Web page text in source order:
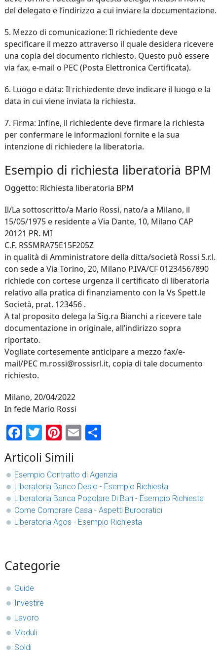
del delegato e l’indirizzo a cui inviare la documentazione.
5. Mezzo di comunicazione: Il richiedente deve
specificare il mezzo attraverso il quale desidera ricevere
una copia del documento richiesto. Questo può essere
via fax, e-mail o PEC (Posta Elettronica Certificata).
6. Luogo e data: Il richiedente deve indicare il luogo e la
data in cui viene inviata la richiesta.
7. Firma: Infine, il richiedente deve firmare la richiesta
per confermare le informazioni fornite e la sua
intenzione di richiedere la liberatoria.
Esempio di richiesta liberatoria BPM
Oggetto: Richiesta liberatoria BPM
Il/La sottoscritto/a Mario Rossi, nato/a a Milano, il
15/05/1975 e residente a Via Dante, 10, Milano CAP
20121 PR. MI
C.F. RSSMRA75E15F205Z
in qualità di Amministratore della ditta/società Rossi S.r.l.
con sede a Via Torino, 20, Milano P.IVA/CF 01234567890
richiede con cortese urgenza il certificato di liberatoria
relativo alla pratica di finanziamento con la Vs Spett.le
Società, prat. 123456 .
A tal proposito delega la Sig.ra Bianchi a ricevere tale
documentazione in originale, all’indirizzo sopra
riportato.
Vogliate cortesemente anticipare a mezzo fax/e-
mail/PEC m.rossi@rossisrl.it, copia di tale documento
richiesto.
Milano, 20/04/2022
In fede Mario Rossi
Facebook
Twitter
Pinterest
EmailCondividi
Articoli Simili
Esempio Contratto di Agenzia
Liberatoria Banco Desio - Esempio Richiesta
Liberatoria Banca Popolare Di Bari - Esempio Richiesta
Come Comprare Casa - Aspetti Burocratici
Liberatoria Agos - Esempio Richiesta
sidebar
Blog
Categorie
Guide
Investire
Lavoro
Moduli
Soldi